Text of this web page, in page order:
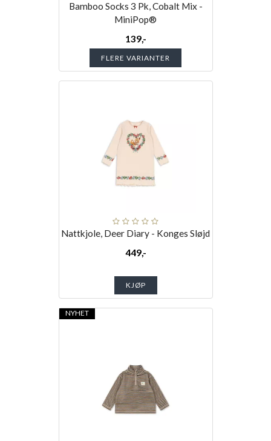
Bamboo Socks 3 Pk, Cobalt Mix -
MiniPop®
139,-
FLERE VARIANTER
Nattkjole, Deer Diary - Konges Sløjd
449,-
KJØP
NYHET